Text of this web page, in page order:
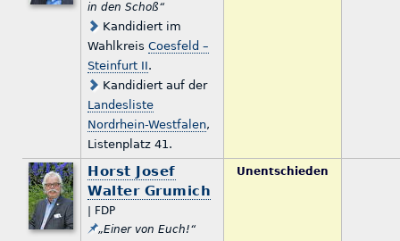
in den Schoß“
Kandidiert im
WahlkreisCoesfeld –
Steinfurt II.
Kandidiert auf der
Landesliste
Nordrhein-Westfalen,
Listenplatz 41.
Horst Josef
Walter Grumich
| FDP
„Einer von Euch!“
Unentschieden